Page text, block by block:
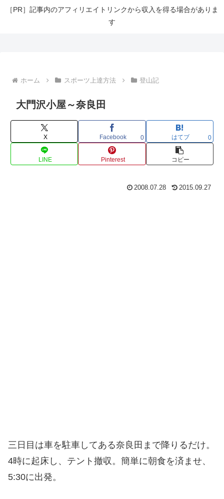
［PR］記事内のアフィリエイトリンクから収入を得る場合がありま
す
ホーム スポーツ上達方法 登山記
大門沢小屋～奈良田
X Facebook 0 はてブ 0
LINE Pinterest コピー
2008.07.28 2015.09.27
三日目は車を駐車してある奈良田まで降りるだけ。
4時に起床し、テント撤収。簡単に朝食を済ませ、
5:30に出発。